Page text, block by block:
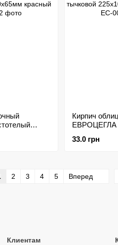
Кирпич
ЕВРОЦЕГЛА
33.0 грн
2 3 4 5 Вперед
Клиентам